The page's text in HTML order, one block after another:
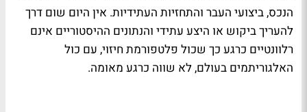
הנכס, ביצועי העבר והתחזיות העתידיות. אין היום שום דרך
להעריך ביקוש או היצע עתידי והנתונים ההיסטוריים אינם
רלוונטיים כרגע כך שכול פלטפורמת חיזוי, עם כול
האלגוריתמים בעולם, לא שווה כרגע מאומה.